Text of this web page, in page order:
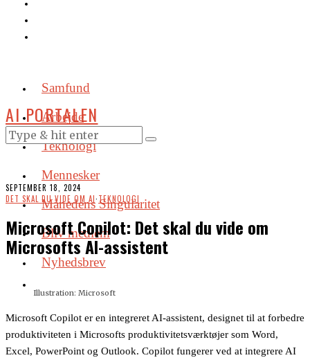
Samfund
Arbejde
Teknologi
Mennesker
Månedens Singularitet
Bliv medlem
Nyhedsbrev
AI PORTALEN
SEPTEMBER 18, 2024
DET SKAL DU VIDE OM AI·TEKNOLOGI
Microsoft Copilot: Det skal du vide om
Microsofts AI-assistent
Illustration: Microsoft
Microsoft Copilot er en integreret AI-assistent, designet til at forbedre
produktiviteten i Microsofts produktivitetsværktøjer som Word,
Excel, PowerPoint og Outlook. Copilot fungerer ved at integrere AI